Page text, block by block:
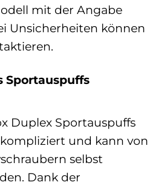
mit der Angabe
Unsicherheiten können
Sportauspuffs
Duplex Sportauspuffs
und kann von
selbst
Dank der